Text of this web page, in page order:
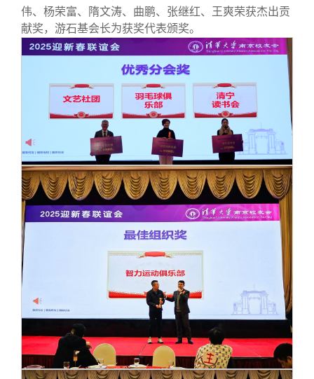
伟、杨荣富、隋文涛、曲鹏、张继红、王爽荣获杰出贡
献奖，游石基会长为获奖代表颁奖。